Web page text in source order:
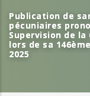
Publication de
pécuniaires
Supervision de la
lors de sa
2025
Publication de
pécuniaires
Supervision de la
lors de sa
2025